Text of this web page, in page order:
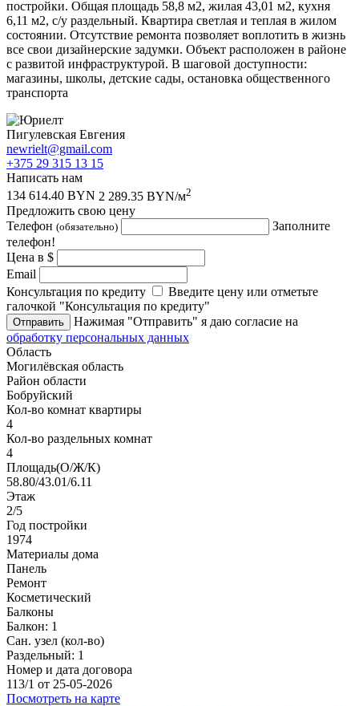
постройки. Общая площадь 58,8 м2, жилая 43,01 м2, кухня
6,11 м2, с/у раздельный. Квартира светлая и теплая в жилом
состоянии. Отсутствие ремонта позволяет воплотить в жизнь
все свои дизайнерские задумки. Объект расположен в районе
с развитой инфраструктурой. В шаговой доступности:
магазины, школы, детские сады, остановка общественного
транспорта
Пигулевская Евгения
newrielt@gmail.com
+375 29 315 13 15
Написать нам
134 614.40 BYN 2 289.35 BYN/м2
Предложить свою цену
Телефон (обязательно)
Заполните
телефон!
Цена в $
Email
Консультация по кредиту
Введите цену или отметьте
галочкой "Консультация по кредиту"
Отправить
Нажимая "Отправить" я даю согласие на
обработку персональных данных
Область
Могилёвская область
Район области
Бобруйский
Кол-во комнат квартиры
4
Кол-во раздельных комнат
4
Площадь(О/Ж/К)
58.80/43.01/6.11
Этаж
2/5
Год постройки
1974
Материалы дома
Панель
Ремонт
Косметический
Балконы
Балкон: 1
Сан. узел (кол-во)
Раздельный: 1
Номер и дата договора
113/1 от 25-05-2026
Посмотреть на карте